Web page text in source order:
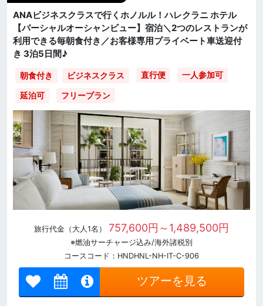
ANAビジネスクラスで行くホノルル！ハレクラニ ホテル
【パーシャルオーシャンビュー】宿泊＼2つのレストランが
利用できる毎朝食付き／お客様専用プライベート車送迎付
き 3泊5日間♪
朝食付き ビジネスクラス 直行便 一人参加可
延泊可 フリープラン
旅行代金（大人1名） 757,600円～1,489,500円
※燃油サーチャージ込み/海外諸税別
コースコード：HNDHNL-NH-IT-C-906
ツアーを見る